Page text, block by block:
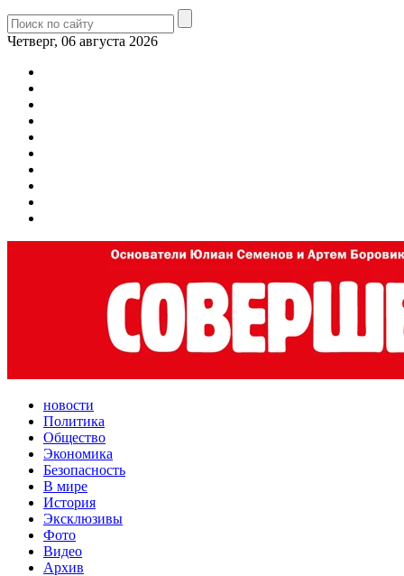
Четверг, 06 августа 2026
новости
Политика
Общество
Экономика
Безопасность
В мире
История
Эксклюзивы
Фото
Видео
Архив